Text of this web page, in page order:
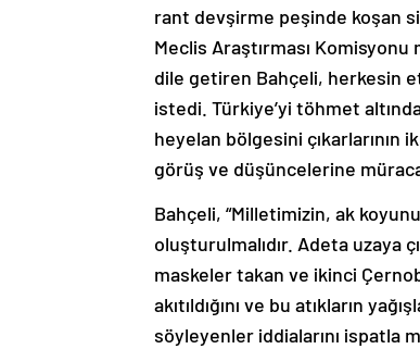
rant devşirme peşinde koşan
Meclis Araştırması
dile getiren Bahçeli, herkesin
istedi. Türkiye’yi töhmet
heyelan bölgesini çıkarlarının
görüş ve düşüncelerine
Bahçeli, “Milletimizin, ak
oluşturulmalıdır. Adeta uzaya
maskeler takan ve ikinci
akıtıldığını ve bu atıkların
söyleyenler iddialarını ispatla